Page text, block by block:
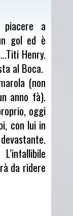
a
gol ed è
Henry.
al Boca.
(non
anno fà).
oggi
con lui in
da ridere